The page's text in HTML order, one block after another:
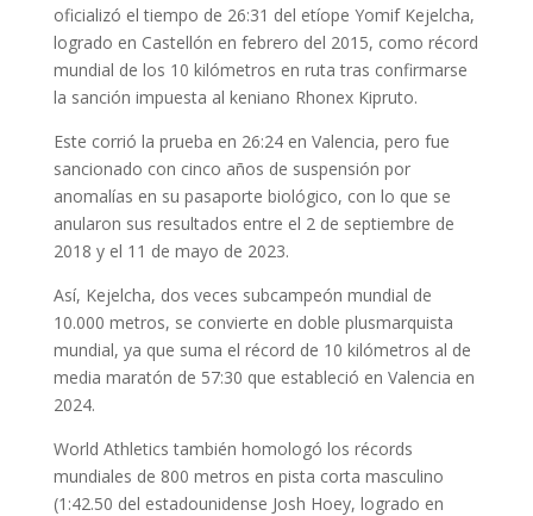
oficializó el tiempo de 26:31 del etíope Yomif Kejelcha,
logrado en Castellón en febrero del 2015, como récord
mundial de los 10 kilómetros en ruta tras confirmarse
la sanción impuesta al keniano Rhonex Kipruto.
Este corrió la prueba en 26:24 en Valencia, pero fue
sancionado con cinco años de suspensión por
anomalías en su pasaporte biológico, con lo que se
anularon sus resultados entre el 2 de septiembre de
2018 y el 11 de mayo de 2023.
Así, Kejelcha, dos veces subcampeón mundial de
10.000 metros, se convierte en doble plusmarquista
mundial, ya que suma el récord de 10 kilómetros al de
media maratón de 57:30 que estableció en Valencia en
2024.
World Athletics también homologó los récords
mundiales de 800 metros en pista corta masculino
(1:42.50 del estadounidense Josh Hoey, logrado en